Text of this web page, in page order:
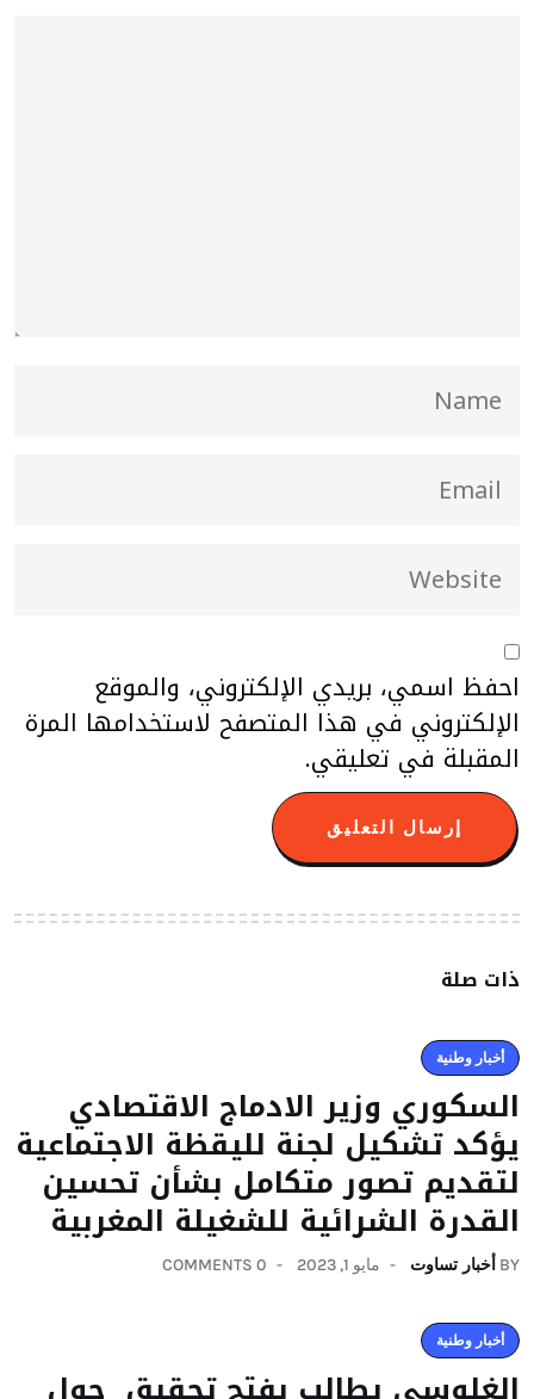
احفظ اسمي، بريدي الإلكتروني، والموقع
الإلكتروني في هذا المتصفح لاستخدامها المرة
المقبلة في تعليقي.
ذات صلة
أخبار وطنية
السكوري وزير الادماج الاقتصادي
يؤكد تشكيل لجنة لليقظة الاجتماعية
لتقديم تصور متكامل بشأن تحسين
القدرة الشرائية للشغيلة المغربية
BY أخبار تساوت مايو 1, 2023 0 COMMENTS
أخبار وطنية